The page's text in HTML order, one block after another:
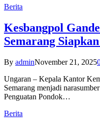
Berita
Kesbangpol
Semarang
By adminNovember 21, 2025
Ungaran – Kepala Kantor
Semarang menjadi
Penguatan Pondok…
Berita